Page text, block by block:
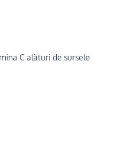
C alături de sursele